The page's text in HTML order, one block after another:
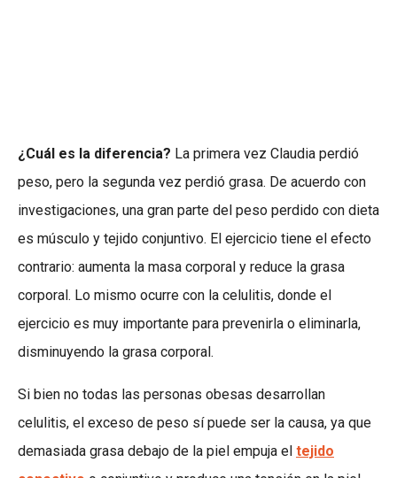
¿Cuál es la diferencia? La primera vez Claudia perdió
peso, pero la segunda vez perdió grasa. De acuerdo con
investigaciones, una gran parte del peso perdido con dieta
es músculo y tejido conjuntivo. El ejercicio tiene el efecto
contrario: aumenta la masa corporal y reduce la grasa
corporal. Lo mismo ocurre con la celulitis, donde el
ejercicio es muy importante para prevenirla o eliminarla,
disminuyendo la grasa corporal.
Si bien no todas las personas obesas desarrollan
celulitis, el exceso de peso sí puede ser la causa, ya que
demasiada grasa debajo de la piel empuja el tejido